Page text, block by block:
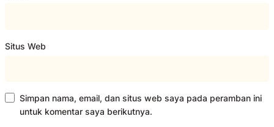
Situs Web
Simpan nama, email, dan situs web saya pada peramban ini
untuk komentar saya berikutnya.